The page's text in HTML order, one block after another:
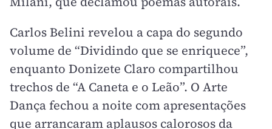
Carlos Belini revelou a capa do segundo
volume de “Dividindo que se enriquece”,
enquanto Donizete Claro compartilhou
trechos de “A Caneta e o Leão”. O Arte
Dança fechou a noite com apresentações
que arrancaram aplausos calorosos da